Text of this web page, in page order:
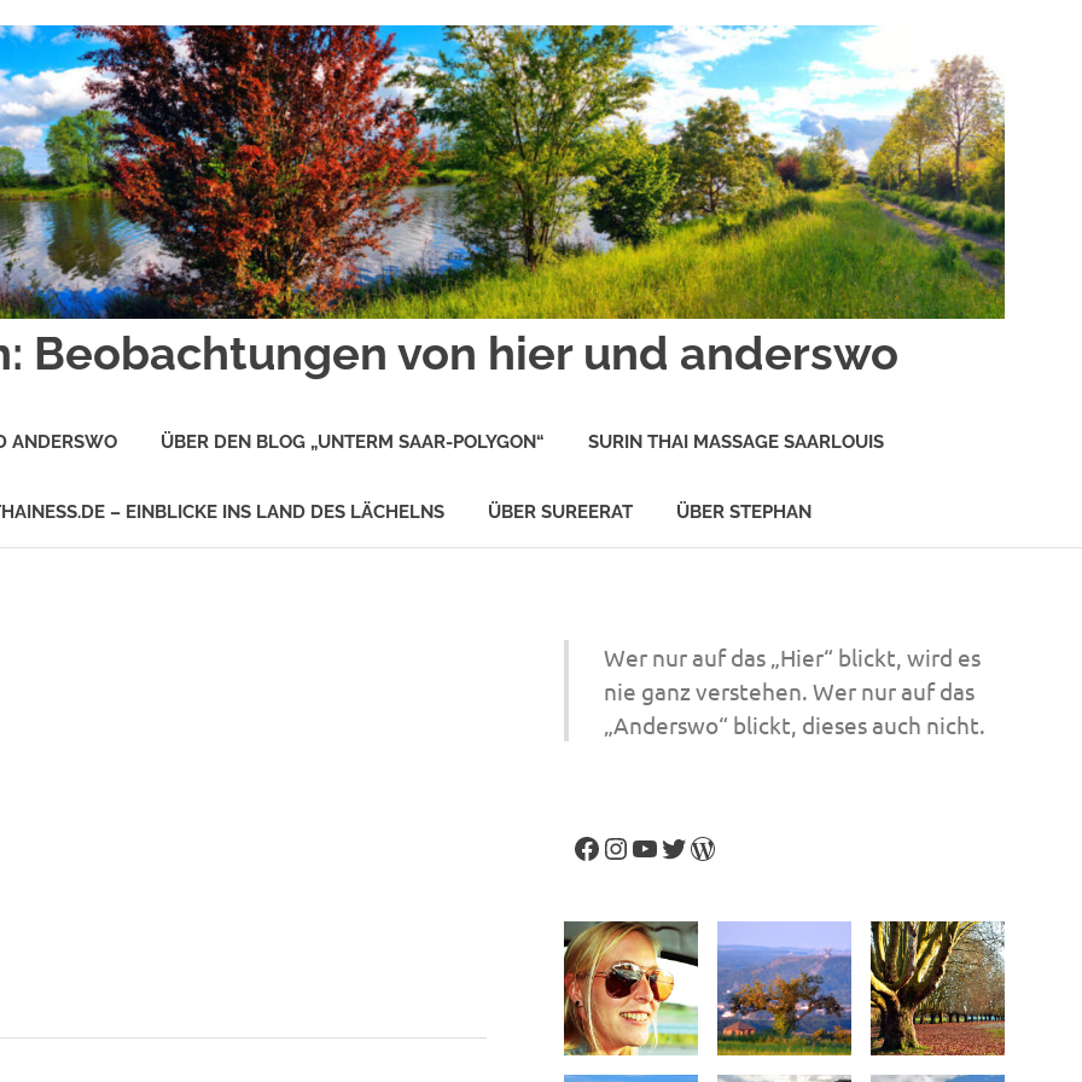
Beobachtungen von hier und anderswo
ANDERSWO ÜBER DEN BLOG „UNTERM SAAR-POLYGON“ SURIN THAI MASSAGE SAARLOUIS
– EINBLICKE INS LAND DES LÄCHELNS ÜBER SUREERAT ÜBER STEPHAN
Wer nur auf das „Hier“ blickt, wird es
nie ganz verstehen. Wer nur auf das
„Anderswo“ blickt, dieses auch nicht.
Facebook
Instagram
YouTube
Twitter
WordPress